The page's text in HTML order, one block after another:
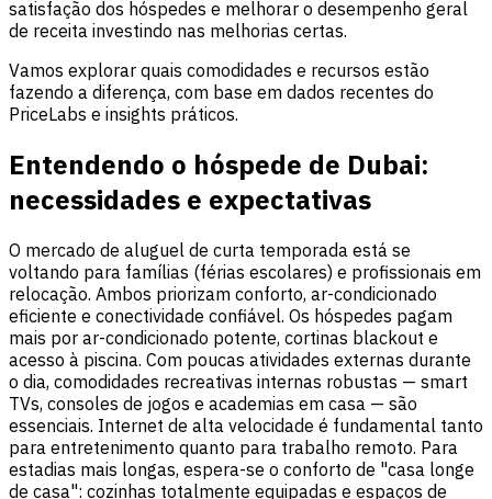
satisfação dos hóspedes e melhorar o desempenho geral
de receita investindo nas melhorias certas.
Vamos explorar quais comodidades e recursos estão
fazendo a diferença, com base em dados recentes do
PriceLabs e insights práticos.
Entendendo o hóspede de Dubai:
necessidades e expectativas
O mercado de aluguel de curta temporada está se
voltando para famílias (férias escolares) e profissionais em
relocação. Ambos priorizam conforto, ar-condicionado
eficiente e conectividade confiável. Os hóspedes pagam
mais por ar-condicionado potente, cortinas blackout e
acesso à piscina. Com poucas atividades externas durante
o dia, comodidades recreativas internas robustas — smart
TVs, consoles de jogos e academias em casa — são
essenciais. Internet de alta velocidade é fundamental tanto
para entretenimento quanto para trabalho remoto. Para
estadias mais longas, espera-se o conforto de "casa longe
de casa": cozinhas totalmente equipadas e espaços de